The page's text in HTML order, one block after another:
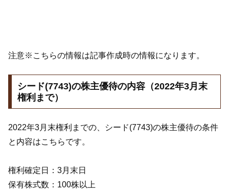
注意※こちらの情報は記事作成時の情報になります。
シード(7743)の株主優待の内容（2022年3月末
権利まで）
2022年3月末権利までの、シード(7743)の株主優待の条件
と内容はこちらです。
権利確定日：3月末日
保有株式数：100株以上